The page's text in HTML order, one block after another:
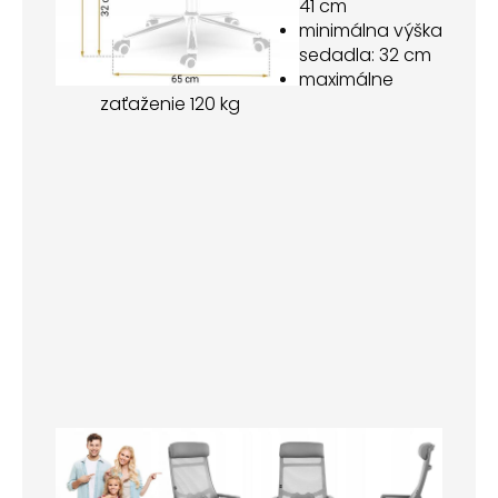
41 cm
minimálna výška
sedadla: 32 cm
maximálne
zaťaženie 120 kg